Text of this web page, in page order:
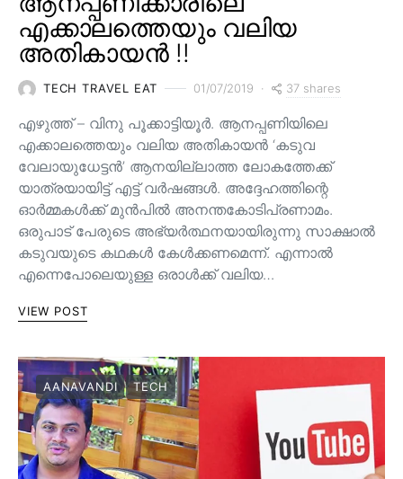
എക്കാലത്തെയും വലിയ
അതികായൻ !!
TECH TRAVEL EAT 01/07/2019 37 shares
എഴുത്ത് – വിനു പൂക്കാട്ടിയൂർ. ആനപ്പണിയിലെ
എക്കാലത്തെയും വലിയ അതികായൻ ‘കടുവ
വേലായുധേട്ടൻ’ ആനയില്ലാത്ത ലോകത്തേക്ക്
യാത്രയായിട്ട് എട്ട് വർഷങ്ങൾ. അദ്ദേഹത്തിന്റെ
ഓർമ്മകൾക്ക് മുൻപിൽ അനന്തകോടിപ്രണാമം.
ഒരുപാട് പേരുടെ അഭ്യർത്ഥനയായിരുന്നു സാക്ഷാൽ
കടുവയുടെ കഥകൾ കേൾക്കണമെന്ന്. എന്നാൽ
എന്നെപോലെയുള്ള ഒരാൾക്ക് വലിയ…
VIEW POST
AANAVANDI TECH